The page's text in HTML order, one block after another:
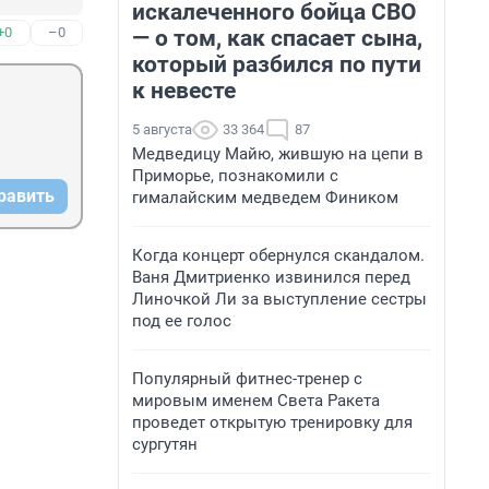
–0
искалеченного бойца СВО
— о том, как спасает сына,
который разбился по пути
к невесте
5 августа 33 364 87
Медведицу Майю, жившую на цепи в
Приморье, познакомили с
гималайским медведем Фиником
Когда концерт обернулся скандалом.
Ваня Дмитриенко извинился перед
Линочкой Ли за выступление сестры
под ее голос
Популярный фитнес-тренер с
мировым именем Света Ракета
проведет открытую тренировку для
сургутян